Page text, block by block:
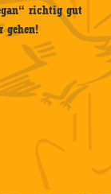
richtig gut
gehen!